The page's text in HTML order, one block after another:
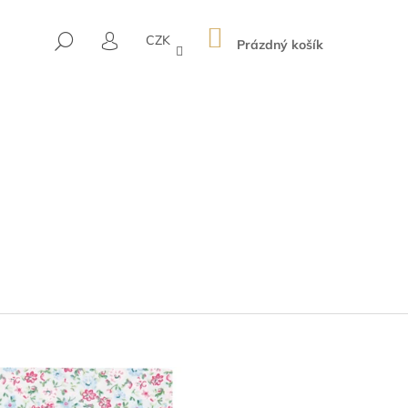
HLEDAT
PŘIHLÁŠENÍ
CZK NÁKUPNÍ
KOŠÍK
Prázdný košík
LOUISA WHITE